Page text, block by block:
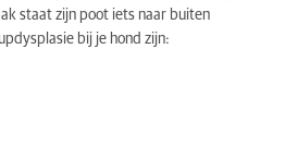
de behandeling
staat zijn poot iets naar buiten
bij je hond zijn: